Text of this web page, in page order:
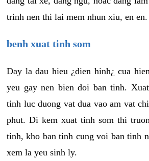
trinh nen thi lai mem nhun xiu, en en.
benh xuat tinh som
Day la dau hieu ¿dien hinh¿ cua
yeu gay nen bien doi ban tinh.
tinh luc duong vat dua vao am vat
phut. Di kem xuat tinh som thi
tinh, kho ban tinh cung voi ban tinh
xem la yeu sinh ly.